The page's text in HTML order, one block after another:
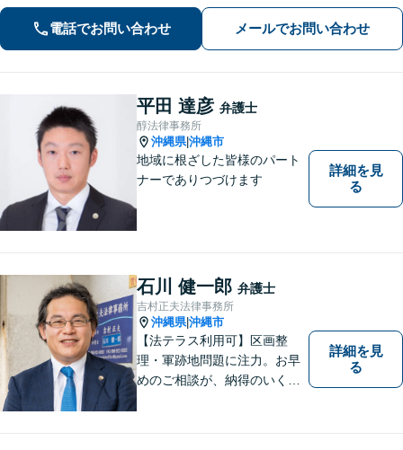
電話でお問い合わせ メールでお問い合わせ
平田 達彦 弁護士
醇法律事務所
沖縄県|沖縄市
地域に根ざした皆様のパート
ナーでありつづけます
詳細を見
る
石川 健一郎 弁護士
吉村正夫法律事務所
沖縄県|沖縄市
【法テラス利用可】区画整
理・軍跡地問題に注力。お早
めのご相談が、納得のいく解
まう前にご連絡を。あなたの
詳細を見
る